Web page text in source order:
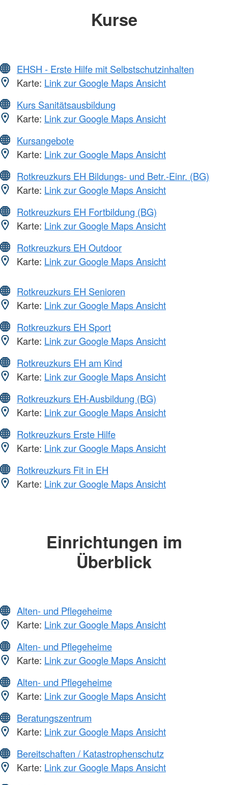
Kurse
EHSH - Erste Hilfe mit Selbstschutzinhalten
Karte: Link zur Google Maps Ansicht
Kurs Sanitätsausbildung
Karte: Link zur Google Maps Ansicht
Kursangebote
Karte: Link zur Google Maps Ansicht
Rotkreuzkurs EH Bildungs- und Betr.-Einr. (BG)
Karte: Link zur Google Maps Ansicht
Rotkreuzkurs EH Fortbildung (BG)
Karte: Link zur Google Maps Ansicht
Rotkreuzkurs EH Outdoor
Karte: Link zur Google Maps Ansicht
Rotkreuzkurs EH Senioren
Karte: Link zur Google Maps Ansicht
Rotkreuzkurs EH Sport
Karte: Link zur Google Maps Ansicht
Rotkreuzkurs EH am Kind
Karte: Link zur Google Maps Ansicht
Rotkreuzkurs EH-Ausbildung (BG)
Karte: Link zur Google Maps Ansicht
Rotkreuzkurs Erste Hilfe
Karte: Link zur Google Maps Ansicht
Rotkreuzkurs Fit in EH
Karte: Link zur Google Maps Ansicht
Einrichtungen im
Überblick
Alten- und Pflegeheime
Karte: Link zur Google Maps Ansicht
Alten- und Pflegeheime
Karte: Link zur Google Maps Ansicht
Alten- und Pflegeheime
Karte: Link zur Google Maps Ansicht
Beratungszentrum
Karte: Link zur Google Maps Ansicht
Bereitschaften / Katastrophenschutz
Karte: Link zur Google Maps Ansicht